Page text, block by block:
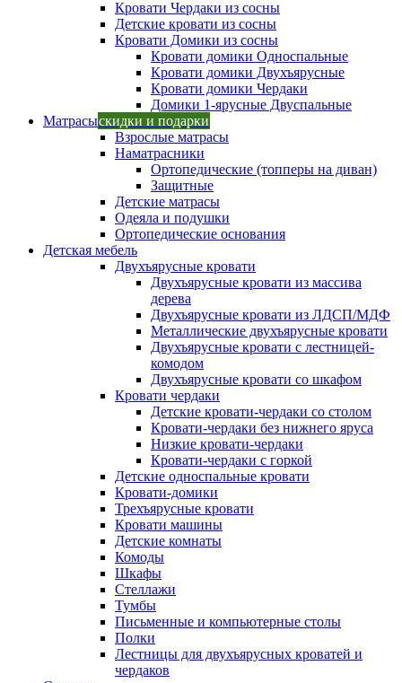
Кровати Чердаки из сосны
Детские кровати из сосны
Кровати Домики из сосны
Кровати домики Односпальные
Кровати домики Двухъярусные
Кровати домики Чердаки
Домики 1-ярусные Двуспальные
Матрасыскидки и подарки
Взрослые матрасы
Наматрасники
Ортопедические (топперы на диван)
Защитные
Детские матрасы
Одеяла и подушки
Ортопедические основания
Детская мебель
Двухъярусные кровати
Двухъярусные кровати из массива
дерева
Двухъярусные кровати из ЛДСП/МДФ
Металлические двухъярусные кровати
Двухъярусные кровати с лестницей-
комодом
Двухъярусные кровати со шкафом
Кровати чердаки
Детские кровати-чердаки со столом
Кровати-чердаки без нижнего яруса
Низкие кровати-чердаки
Кровати-чердаки с горкой
Детские односпальные кровати
Кровати-домики
Трехъярусные кровати
Кровати машины
Детские комнаты
Комоды
Шкафы
Стеллажи
Тумбы
Письменные и компьютерные столы
Полки
Лестницы для двухъярусных кроватей и
чердаков